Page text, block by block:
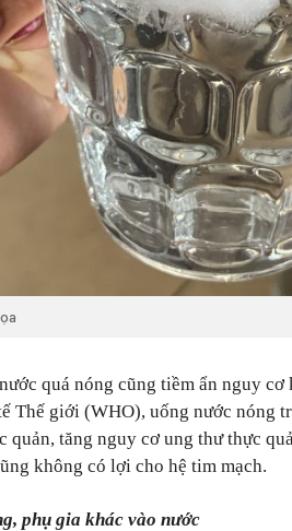
quá nóng cũng tiềm ẩn nguy
Thế giới (WHO), uống nước nóng
quản, tăng nguy cơ ung thư thực
không có lợi cho hệ tim mạch.
phụ gia khác vào nước